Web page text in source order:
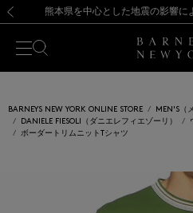
熊本県を中心とした地震の影響に
【開催中】SUMMER SALE
BARNEYS NEW YORK ONLINE STORE
MEN'S（
DANIELE FIESOLI（ダニエレフィエゾーリ）
ボーダートリムニットTシャツ